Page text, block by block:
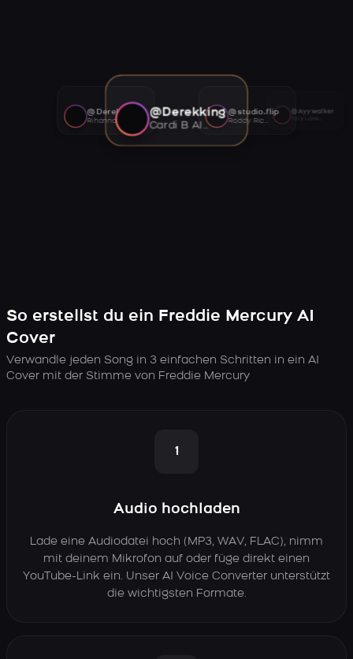
@Derekking
Cardi B AI voice
@studio.flip
Roddy Ricch AI voice
@Ayywalker
@Derekking
Rihanna AI voice
So erstellst du ein Freddie Mercury AI
Cover
Verwandle jeden Song in 3 einfachen Schritten in ein AI
Cover mit der Stimme von Freddie Mercury
1
Audio hochladen
Lade eine Audiodatei hoch (MP3, WAV, FLAC), nimm
mit deinem Mikrofon auf oder füge direkt einen
YouTube-Link ein. Unser AI Voice Converter unterstützt
die wichtigsten Formate.